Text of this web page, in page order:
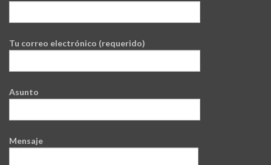
Tu correo electrónico (requerido)
Asunto
Mensaje